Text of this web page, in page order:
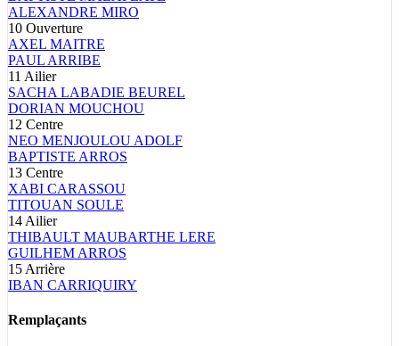
ALEXANDRE MIRO
10 Ouverture
AXEL MAITRE
PAUL ARRIBE
11 Ailier
SACHA LABADIE BEUREL
DORIAN MOUCHOU
12 Centre
NEO MENJOULOU ADOLF
BAPTISTE ARROS
13 Centre
XABI CARASSOU
TITOUAN SOULE
14 Ailier
THIBAULT MAUBARTHE LERE
GUILHEM ARROS
15 Arrière
IBAN CARRIQUIRY
Remplaçants